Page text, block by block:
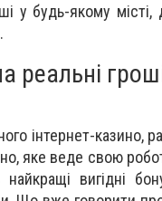
у будь-якому
реальні
інтернет-казино,
яке веде свою
вигідні